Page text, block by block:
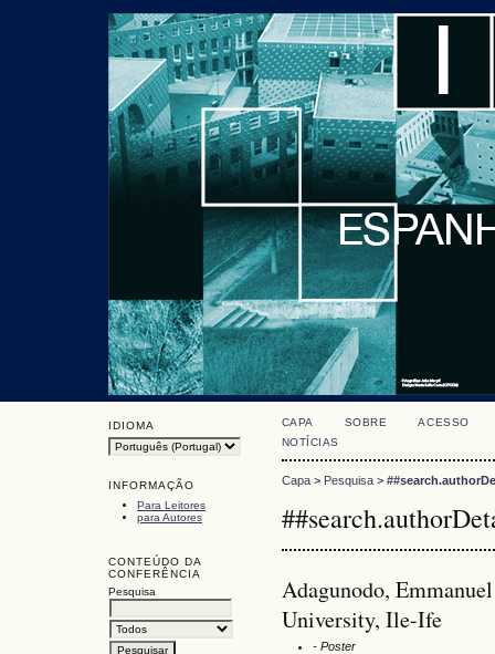
IDIOMA
INFORMAÇÃO
Para Leitores
para Autores
CONTEÚDO DA
CONFERÊNCIA
Pesquisa
CAPA SOBRE
ACESSO
NOTÍCIAS
Capa> Pesquisa>
Adagunodo,
University, Ile-Ife
- Poster